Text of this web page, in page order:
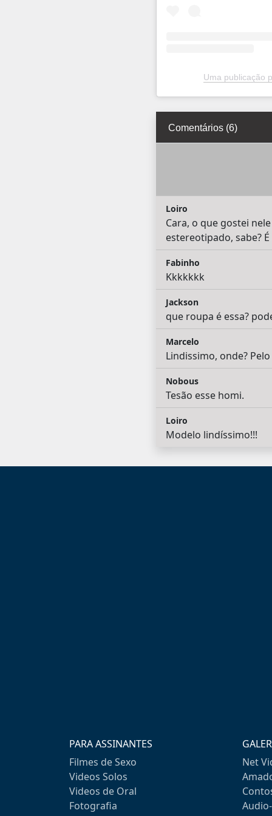
Uma publicação
Comentários (6)
Loiro
Cara, o que gostei
estereotipado, sabe?
Fabinho
Kkkkkkk
Jackson
que roupa é essa?
Marcelo
Lindissimo, onde?
Nobous
Tesão esse homi.
Loiro
Modelo lindíssimo!!!
PARA ASSINANTES
Filmes de Sexo
Videos Solos
Videos de Oral
Fotografia
Net